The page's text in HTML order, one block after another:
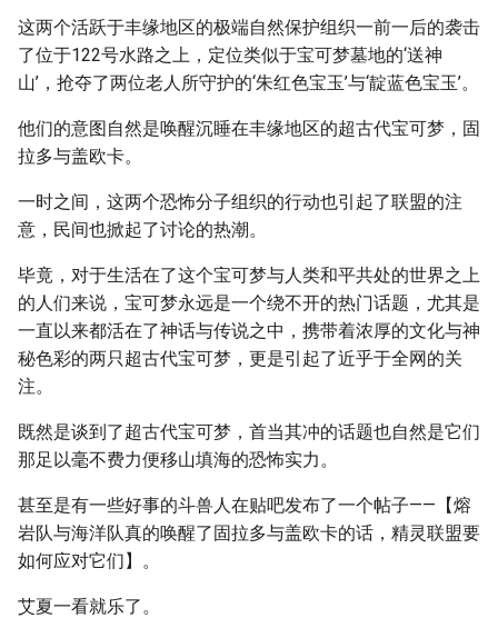
这两个活跃于丰缘地区的极端自然保护组织一前一后的袭击
了位于122号水路之上，定位类似于宝可梦墓地的‘送神
山’，抢夺了两位老人所守护的‘朱红色宝玉’与‘靛蓝色宝玉’。
他们的意图自然是唤醒沉睡在丰缘地区的超古代宝可梦，固
拉多与盖欧卡。
一时之间，这两个恐怖分子组织的行动也引起了联盟的注
意，民间也掀起了讨论的热潮。
毕竟，对于生活在了这个宝可梦与人类和平共处的世界之上
的人们来说，宝可梦永远是一个绕不开的热门话题，尤其是
一直以来都活在了神话与传说之中，携带着浓厚的文化与神
秘色彩的两只超古代宝可梦，更是引起了近乎于全网的关
注。
既然是谈到了超古代宝可梦，首当其冲的话题也自然是它们
那足以毫不费力便移山填海的恐怖实力。
甚至是有一些好事的斗兽人在贴吧发布了一个帖子——【熔
岩队与海洋队真的唤醒了固拉多与盖欧卡的话，精灵联盟要
如何应对它们】。
艾夏一看就乐了。